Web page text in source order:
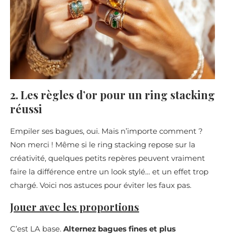
2. Les règles d’or pour un ring stacking
réussi
Empiler ses bagues, oui. Mais n’importe comment ?
Non merci ! Même si le ring stacking repose sur la
créativité, quelques petits repères peuvent vraiment
faire la différence entre un look stylé… et un effet trop
chargé. Voici nos astuces pour éviter les faux pas.
Jouer avec les proportions
C’est LA base. Alternez bagues fines et plus